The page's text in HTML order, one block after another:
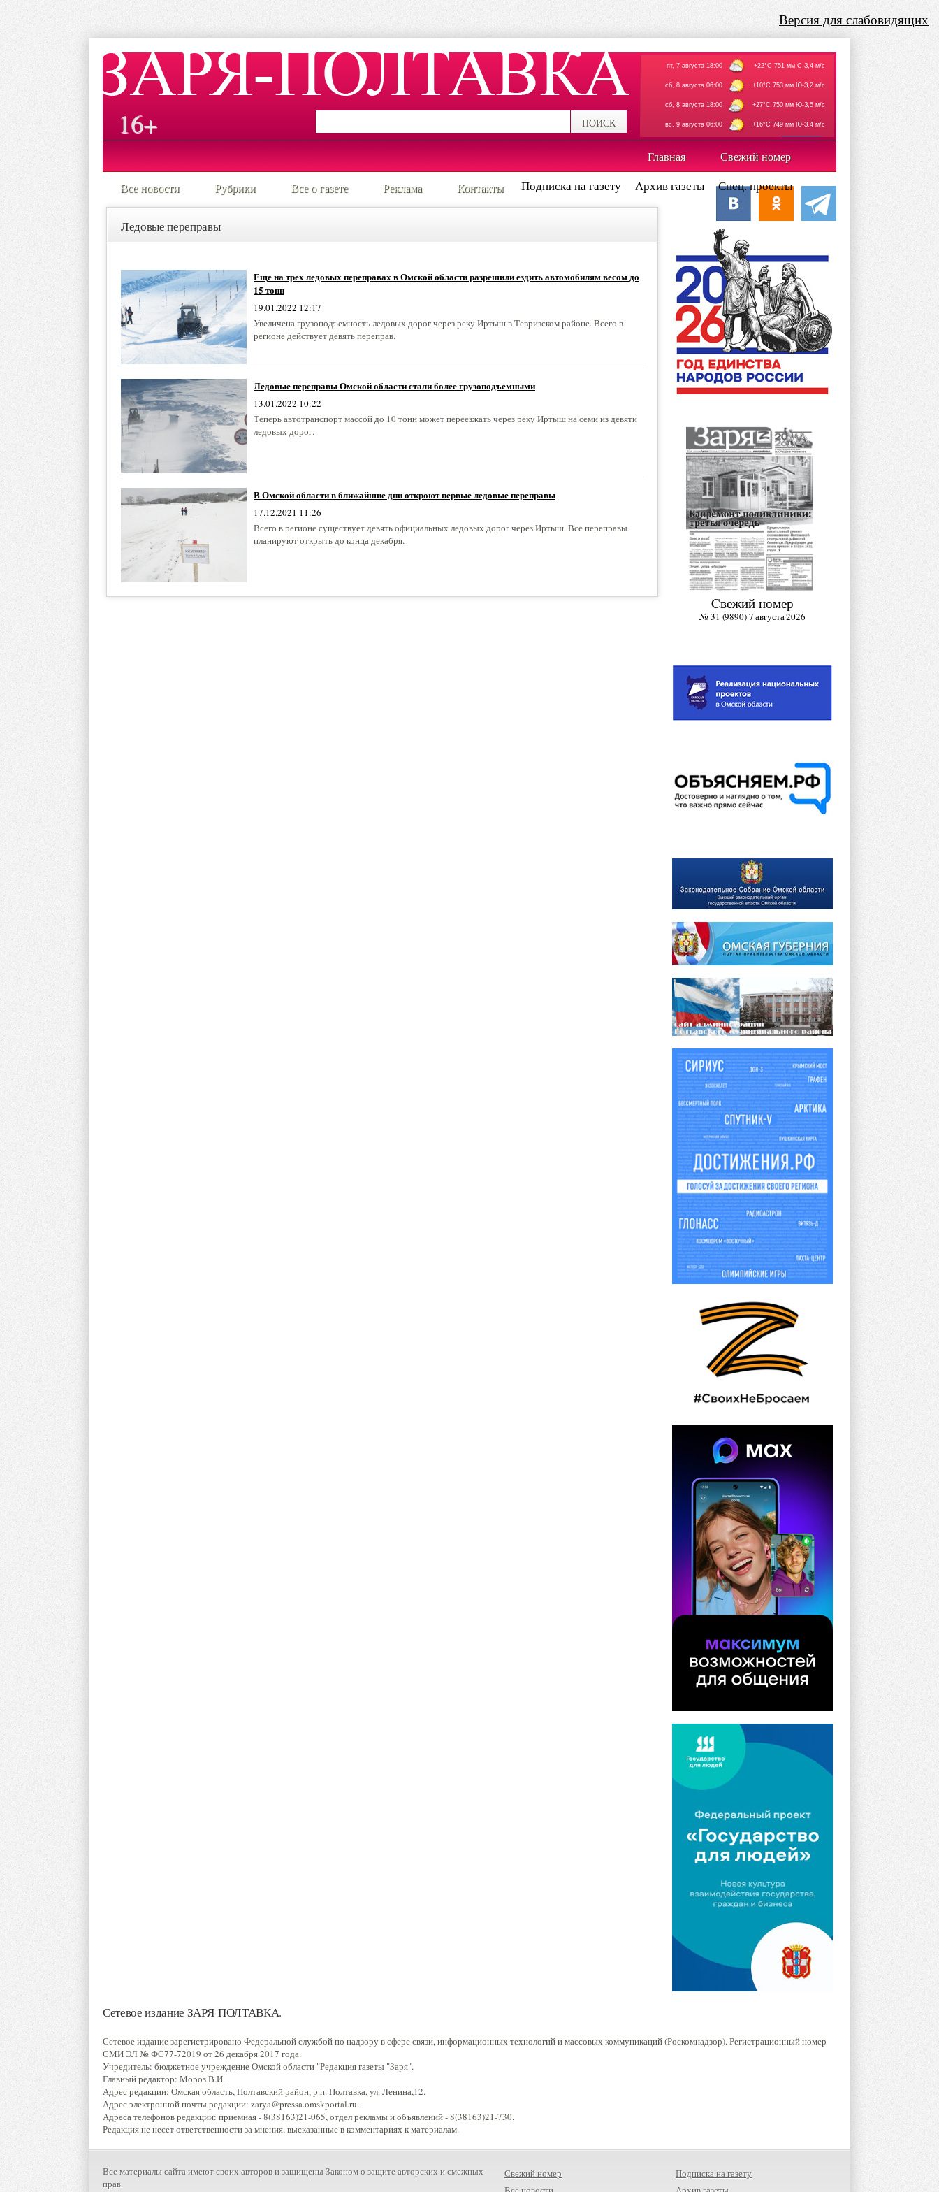
Версия для слабовидящих
16+ ПОИСК
пт, 7 августа 18:00 +22°C 751 мм С-З,4 м/с
сб, 8 августа 06:00 +10°C 753 мм Ю-З,2 м/с
сб, 8 августа 18:00 +27°C 750 мм Ю-З,5 м/с
вс, 9 августа 06:00 +16°C 749 мм Ю-З,4 м/с
Главная Свежий номер
Все новости Рубрики Все о газете Реклама Контакты Подписка на газету Архив газеты Спец. проекты
Ледовые переправы
Еще на трех ледовых переправах в Омской области разрешили ездить автомобилям весом до
15 тонн
19.01.2022 12:17
Увеличена грузоподъемность ледовых дорог через реку Иртыш в Тевризском районе. Всего в
регионе действует девять переправ.
Ледовые переправы Омской области стали более грузоподъемными
13.01.2022 10:22
Теперь автотранспорт массой до 10 тонн может переезжать через реку Иртыш на семи из девяти
ледовых дорог.
В Омской области в ближайшие дни откроют первые ледовые переправы
17.12.2021 11:26
Всего в регионе существует девять официальных ледовых дорог через Иртыш. Все переправы
планируют открыть до конца декабря.
Cвежий номер
№ 31 (9890) 7 августа 2026
Сетевое издание ЗАРЯ-ПОЛТАВКА.
Сетевое издание зарегистрировано Федеральной службой по надзору в сфере связи, информационных технологий и массовых коммуникаций (Роскомнадзор). Регистрационный номер
СМИ ЭЛ № ФС77-72019 от 26 декабря 2017 года.
Учредитель: бюджетное учреждение Омской области "Редакция газеты "Заря".
Главный редактор: Мороз В.И.
Адрес редакции: Омская область, Полтавский район, р.п. Полтавка, ул. Ленина,12.
Адрес электронной почты редакции: zarya@pressa.omskportal.ru.
Адреса телефонов редакции: приемная - 8(38163)21-065, отдел рекламы и объявлений - 8(38163)21-730.
Редакция не несет ответственности за мнения, высказанные в комментариях к материалам.
Все материалы сайта имеют своих авторов и защищены Законом о защите авторских и смежных
прав.
Свежий номер
Подписка на газету